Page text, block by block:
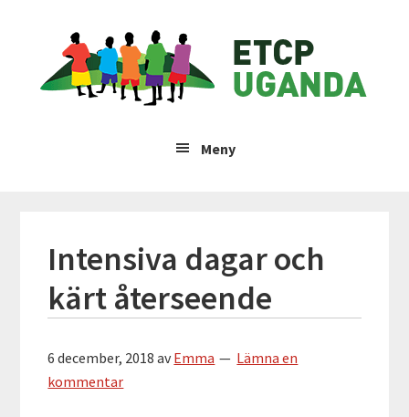
huvudnavigering
huvudinnehåll
primära
ETCP
Uganda
Meny
Intensiva dagar och
kärt återseende
6 december, 2018 avEmma
Lämna en
kommentar